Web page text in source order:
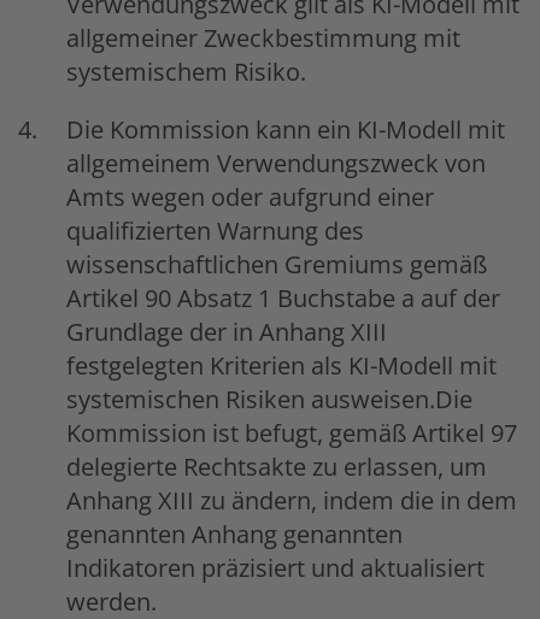
allgemeiner Zweckbestimmung mit
systemischem Risiko.
Die Kommission kann ein KI-Modell mit
allgemeinem Verwendungszweck von
Amts wegen oder aufgrund einer
qualifizierten Warnung des
wissenschaftlichen Gremiums gemäß
Artikel 90 Absatz 1 Buchstabe a auf der
Grundlage der in Anhang XIII
festgelegten Kriterien als KI-Modell mit
systemischen Risiken ausweisen.Die
Kommission ist befugt, gemäß Artikel 97
delegierte Rechtsakte zu erlassen, um
Anhang XIII zu ändern, indem die in dem
genannten Anhang genannten
Indikatoren präzisiert und aktualisiert
werden.